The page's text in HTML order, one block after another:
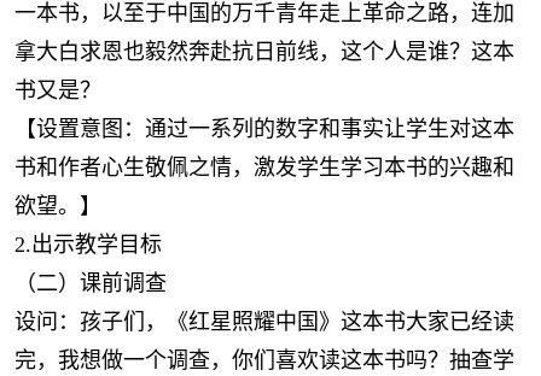
一本书，以至于中国的万千青年走上革命之路，连加
拿大白求恩也毅然奔赴抗日前线，这个人是谁？这本
书又是？
【设置意图：通过一系列的数字和事实让学生对这本
书和作者心生敬佩之情，激发学生学习本书的兴趣和
欲望。】
2.出示教学目标
（二）课前调查
设问：孩子们，《红星照耀中国》这本书大家已经读
完，我想做一个调查，你们喜欢读这本书吗？抽查学